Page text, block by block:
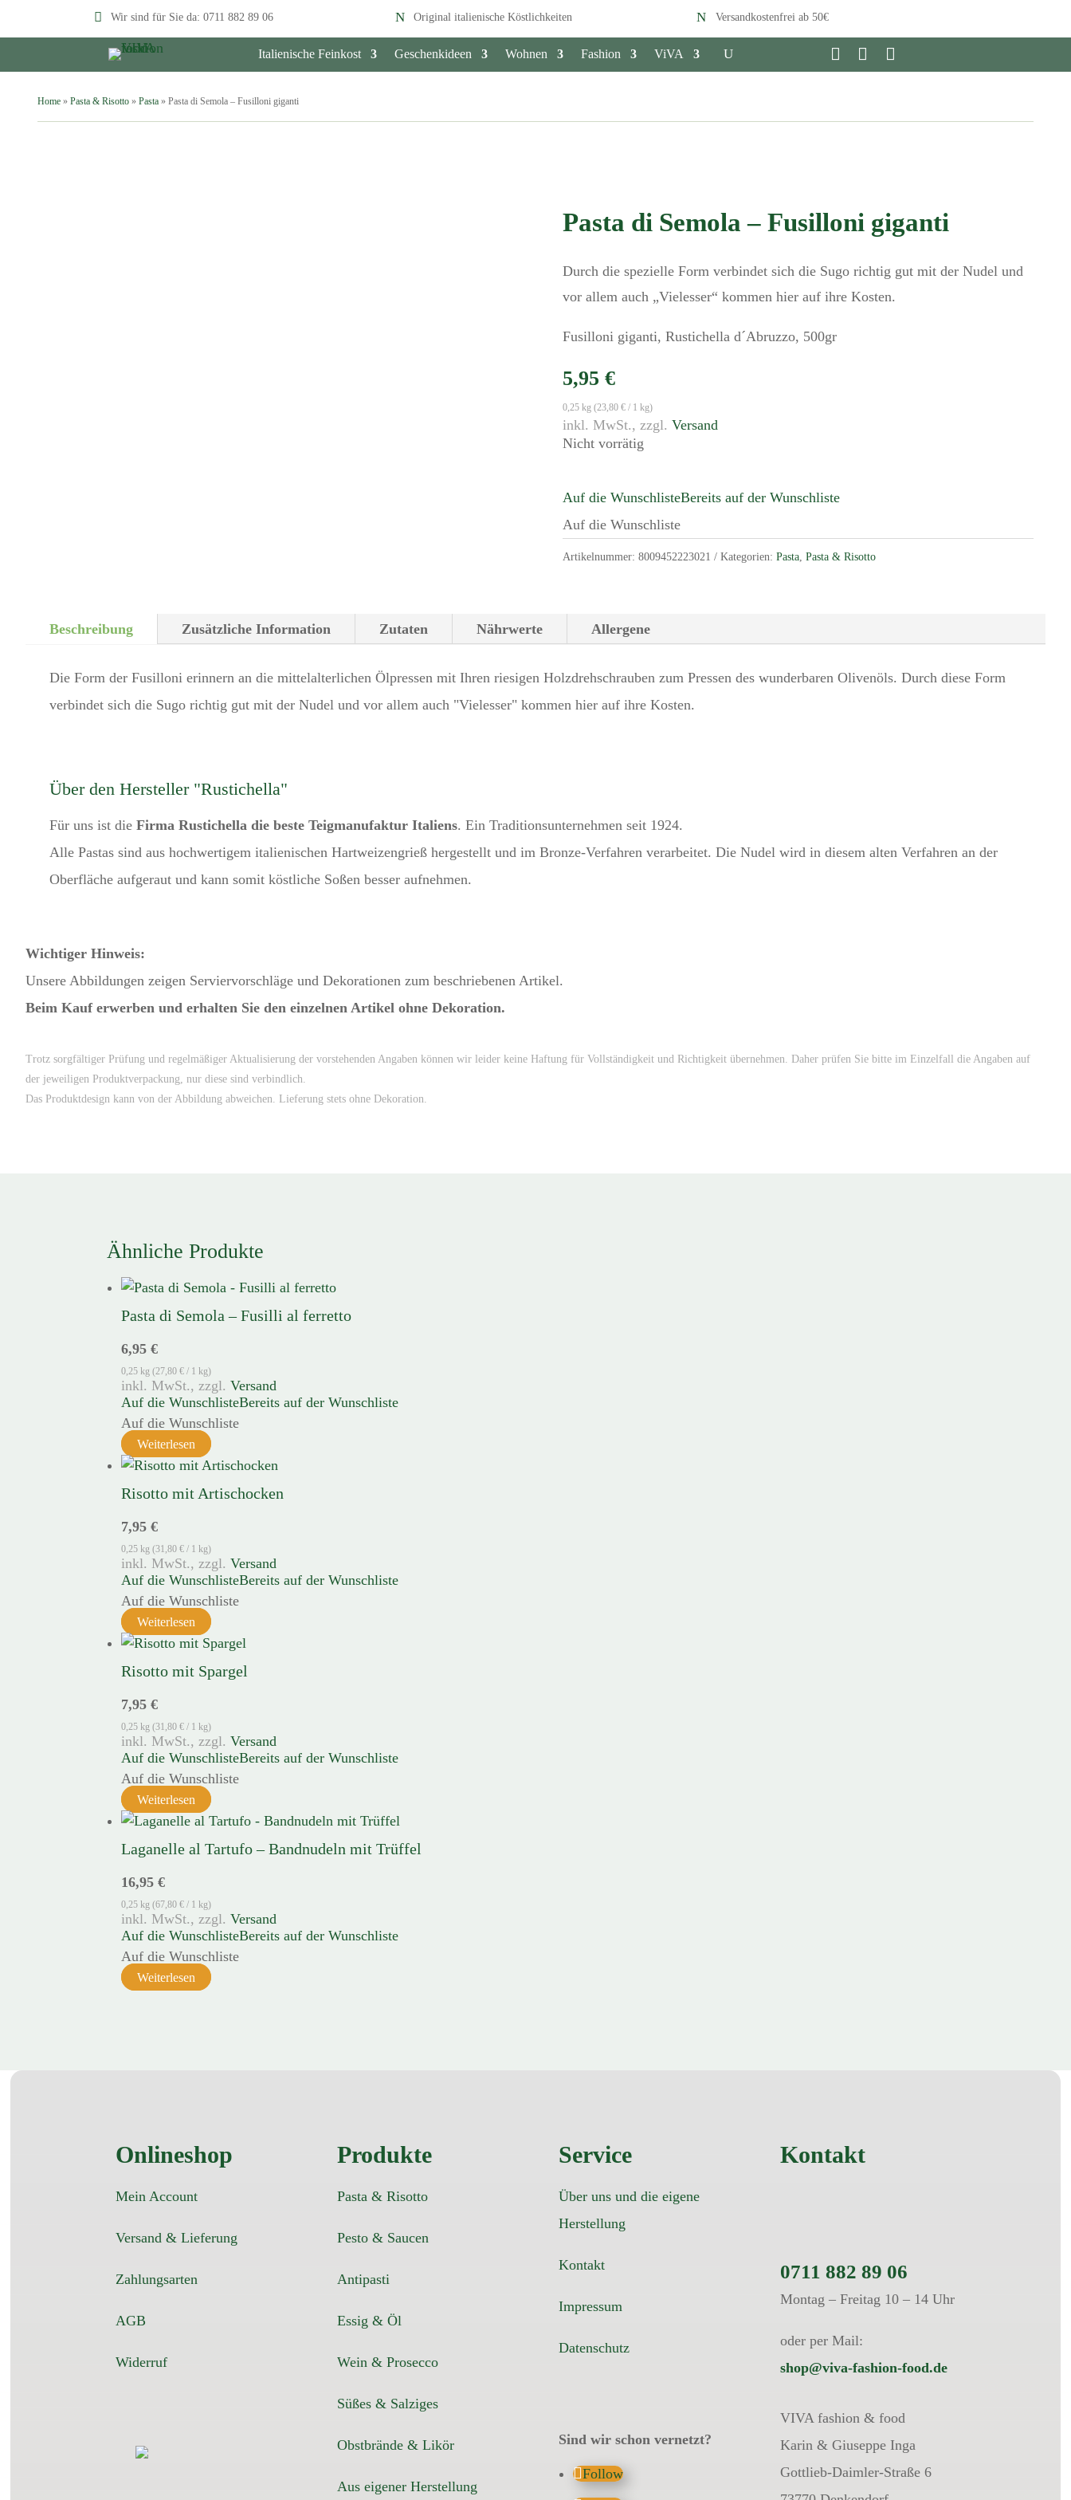
Wir sind für Sie da:0711 882 89 06 Original italienische Köstlichkeiten Versandkostenfrei ab 50€
Italienische Feinkost Geschenkideen Wohnen Fashion ViVA
Home » Pasta & Risotto » Pasta » Pasta di Semola – Fusilloni giganti
Pasta di Semola – Fusilloni giganti
Durch die spezielle Form verbindet sich die Sugo richtig gut mit der Nudel und
vor allem auch „Vielesser“ kommen hier auf ihre Kosten.
Fusilloni giganti, Rustichella d´Abruzzo, 500gr
5,95€
0,25 kg (23,80€ / 1 kg)
zzgl.Versand
Nicht vorrätig
Auf die WunschlisteBereits auf der Wunschliste
Auf die Wunschliste
Artikelnummer:8009452223021 Kategorien:Pasta,Pasta & Risotto
Beschreibung Zusätzliche Information Zutaten Nährwerte Allergene
Die Form der Fusilloni erinnern an die mittelalterlichen Ölpressen mit Ihren riesigen Holzdrehschrauben zum Pressen des wunderbaren Olivenöls. Durch diese Form
verbindet sich die Sugo richtig gut mit der Nudel und vor allem auch "Vielesser" kommen hier auf ihre Kosten.
Über den Hersteller "Rustichella"
Für uns ist die Firma Rustichella die beste Teigmanufaktur Italiens. Ein Traditionsunternehmen seit 1924.
Alle Pastas sind aus hochwertigem italienischen Hartweizengrieß hergestellt und im Bronze-Verfahren verarbeitet. Die Nudel wird in diesem alten Verfahren an der
Oberfläche aufgeraut und kann somit köstliche Soßen besser aufnehmen.
Wichtiger Hinweis:
Unsere Abbildungen zeigen Serviervorschläge und Dekorationen zum beschriebenen Artikel.
Beim Kauf erwerben und erhalten Sie den einzelnen Artikel ohne Dekoration.
Trotz sorgfältiger Prüfung und regelmäßiger Aktualisierung der vorstehenden Angaben können wir leider keine Haftung für Vollständigkeit und Richtigkeit übernehmen. Daher prüfen Sie bitte im Einzelfall die Angaben auf
der jeweiligen Produktverpackung, nur diese sind verbindlich.
Das Produktdesign kann von der Abbildung abweichen. Lieferung stets ohne Dekoration.
Ähnliche Produkte
Pasta di Semola – Fusilli al ferretto
6,95€
0,25 kg (27,80€ / 1 kg)
zzgl.Versand
Auf die WunschlisteBereits auf der Wunschliste
Auf die Wunschliste
Weiterlesen
Risotto mit Artischocken
7,95€
0,25 kg (31,80€ / 1 kg)
zzgl.Versand
Auf die WunschlisteBereits auf der Wunschliste
Auf die Wunschliste
Weiterlesen
Risotto mit Spargel
7,95€
0,25 kg (31,80€ / 1 kg)
zzgl.Versand
Auf die WunschlisteBereits auf der Wunschliste
Auf die Wunschliste
Weiterlesen
Laganelle al Tartufo – Bandnudeln mit Trüffel
16,95€
0,25 kg (67,80€ / 1 kg)
zzgl.Versand
Auf die WunschlisteBereits auf der Wunschliste
Auf die Wunschliste
Weiterlesen
Onlineshop
Mein Account
Versand & Lieferung
Zahlungsarten
AGB
Widerruf
Produkte
Pasta & Risotto
Pesto & Saucen
Antipasti
Essig & Öl
Wein & Prosecco
Süßes & Salziges
Obstbrände & Likör
Aus eigener Herstellung
Service
Über uns und die eigene
Herstellung
Kontakt
Impressum
Datenschutz
Sind wir schon vernetzt?
Follow
Kontakt
0711 882 89 06
Montag – Freitag 10 – 14 Uhr
oder per Mail:
shop@viva-fashion-food.de
VIVA fashion & food
Karin & Giuseppe Inga
Gottlieb-Daimler-Straße 6